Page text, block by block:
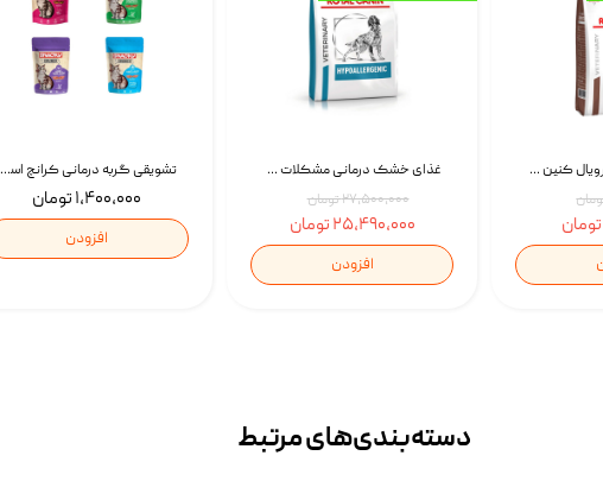
تشویقی گربه درمانی کرانچ اسنکی با طعم میکس Snacky Crunch Cat Treats وزن 60 گرم بسته 4 عددی
۱,۴۰۰,۰۰۰ تومان
افزودن
غذای خشک درمانی مشکلات گوارشی سگ رویال کنین Royal Canin Hypoallergenic وزن 7 کیلوگرم | پت استوک
۲۷,۵۰۰,۰۰۰ تومان
۲۵,۴۹۰,۰۰۰ تومان
افزودن
غذای خشک گربه رویال کنین Gastrointestinal Fibre Response وزن 2 کیلوگرم | پت استوک
دسته‌بندی‌‌های مرتبط